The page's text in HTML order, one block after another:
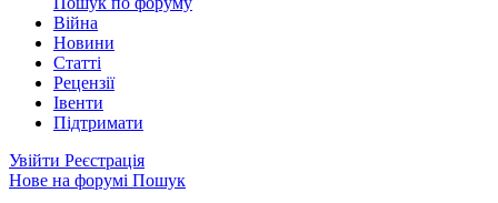
Війна
Новини
Статті
Рецензії
Івенти
Підтримати
Увійти Реєстрація
Нове на форумі Пошук